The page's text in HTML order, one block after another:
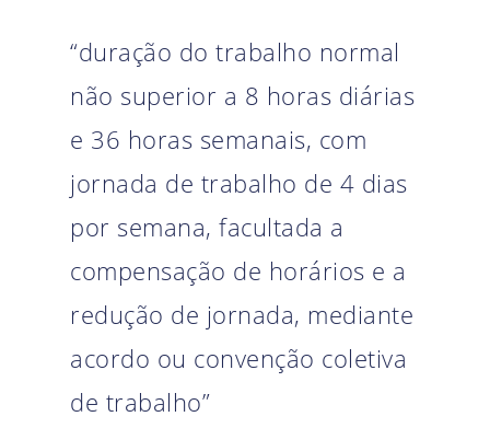
“duração do trabalho normal
não superior a 8 horas diárias
e 36 horas semanais, com
jornada de trabalho de 4 dias
por semana, facultada a
compensação de horários e a
redução de jornada, mediante
acordo ou convenção coletiva
de trabalho”